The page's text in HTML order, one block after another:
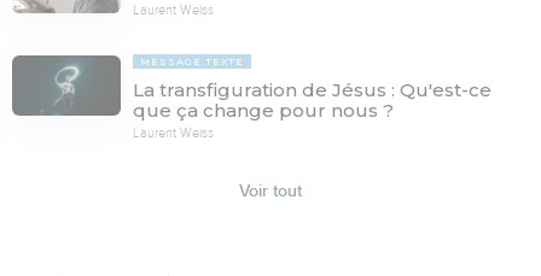
Laurent Weiss
MESSAGE TEXTE
La transfiguration de Jésus : Qu'est-ce
que ça change pour nous ?
Laurent Weiss
Voir tout